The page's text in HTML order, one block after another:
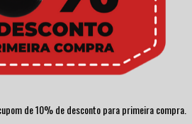
de 10% de desconto para primeira compra.